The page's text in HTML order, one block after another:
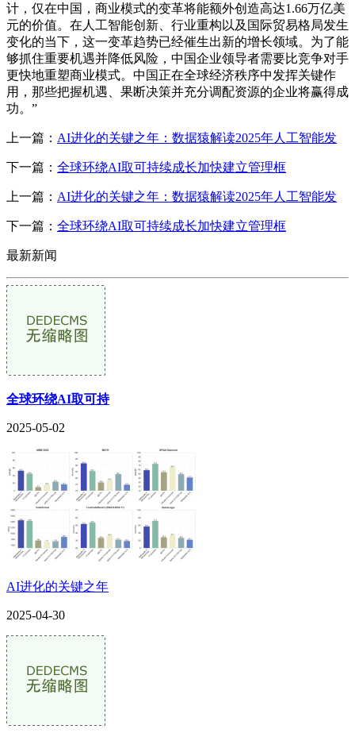
计，仅在中国，商业模式的变革将能额外创造高达1.66万亿美
元的价值。在人工智能创新、行业重构以及国际贸易格局发生
变化的当下，这一变革趋势已经催生出新的增长领域。为了能
够抓住重要机遇并降低风险，中国企业领导者需要比竞争对手
更快地重塑商业模式。中国正在全球经济秩序中发挥关键作
用，那些把握机遇、果断决策并充分调配资源的企业将赢得成
功。”
上一篇： AI进化的关键之年：数据猿解读2025年人工智能发
下一篇： 全球环绕AI取可持续成长加快建立管理框
上一篇： AI进化的关键之年：数据猿解读2025年人工智能发
下一篇： 全球环绕AI取可持续成长加快建立管理框
最新新闻
全球环绕AI取可持
2025-05-02
AI进化的关键之年
2025-04-30